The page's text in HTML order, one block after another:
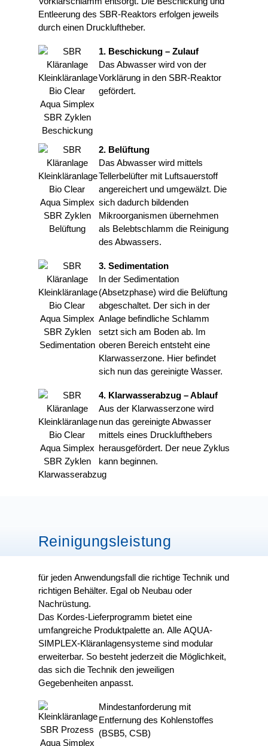
Entleerung des SBR-Reaktors erfolgen jeweils
durch einen Druckluftheber.
1. Beschickung – Zulauf
Das Abwasser wird von der
Vorklärung in den SBR-Reaktor
gefördert.
2. Belüftung
Das Abwasser wird mittels
Tellerbelüfter mit Luftsauerstoff
angereichert und umgewälzt. Die
sich dadurch bildenden
Mikroorganismen übernehmen
als Belebtschlamm die Reinigung
des Abwassers.
3. Sedimentation
In der Sedimentation
(Absetzphase) wird die Belüftung
abgeschaltet. Der sich in der
Anlage befindliche Schlamm
setzt sich am Boden ab. Im
oberen Bereich entsteht eine
Klarwasserzone. Hier befindet
sich nun das gereinigte Wasser.
4. Klarwasserabzug – Ablauf
Aus der Klarwasserzone wird
nun das gereinigte Abwasser
mittels eines Drucklufthebers
herausgefördert. Der neue Zyklus
kann beginnen.
Reinigungsleistung
für jeden Anwendungsfall die richtige Technik und
richtigen Behälter. Egal ob Neubau oder
Nachrüstung.
Das Kordes-Lieferprogramm bietet eine
umfangreiche Produktpalette an. Alle AQUA-
SIMPLEX-Kläranlagensysteme sind modular
erweiterbar. So besteht jederzeit die Möglichkeit,
das sich die Technik den jeweiligen
Gegebenheiten anpasst.
Mindestanforderung mit
Entfernung des Kohlenstoffes
(BSB5, CSB)